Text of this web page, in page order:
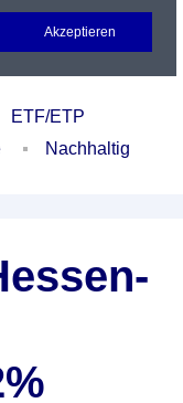
Login
ETF/ETP
Nachhaltig
Akzeptieren